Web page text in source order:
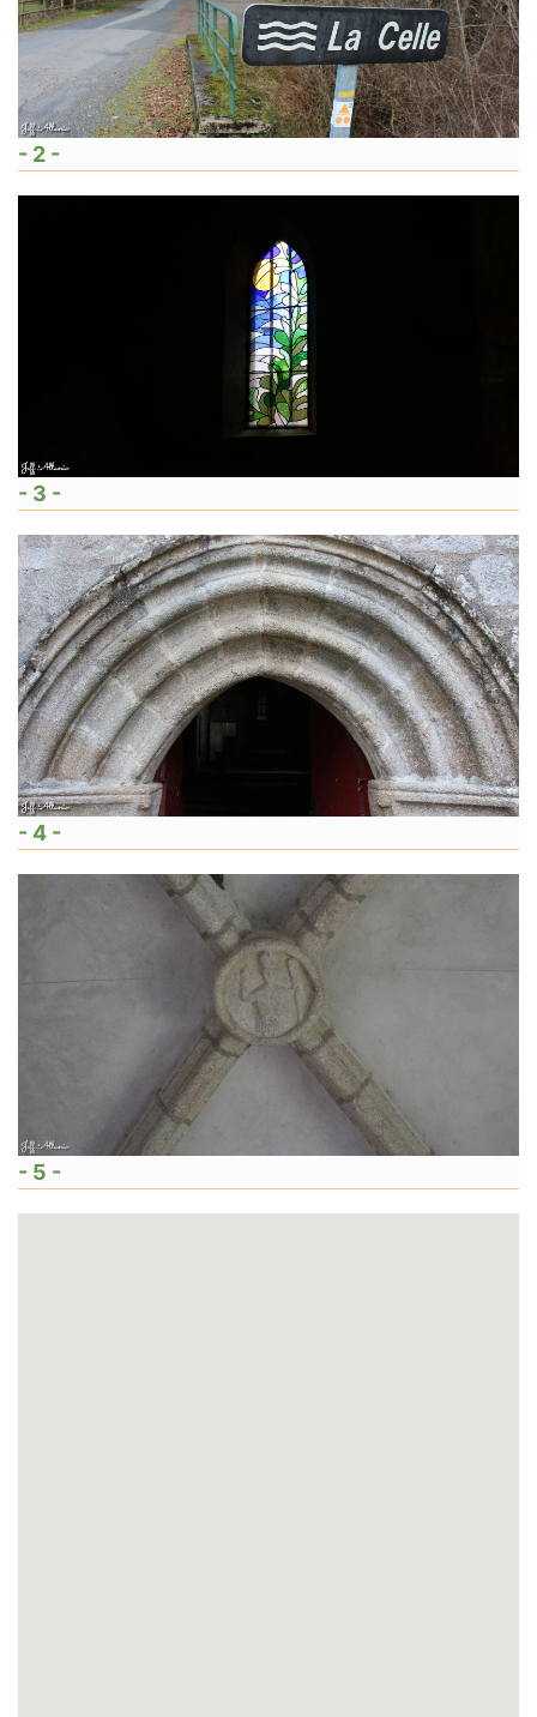
- 2 -
- 3 -
- 4 -
- 5 -